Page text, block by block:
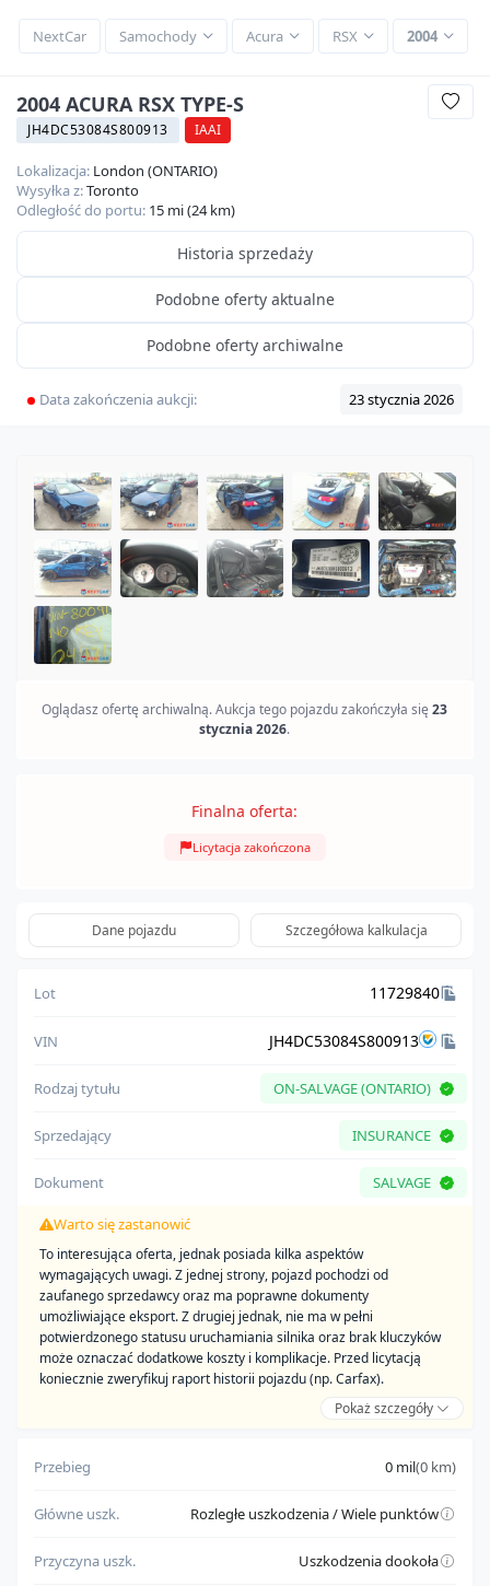
NextCar Samochody Acura RSX 2004
2004 ACURA RSX TYPE-S
JH4DC53084S800913 IAAI
Lokalizacja: London (ONTARIO)
Wysyłka z:Toronto
Odległość do portu: 15 mi (24 km)
Historia sprzedaży
Podobne oferty aktualne
Podobne oferty archiwalne
Data zakończenia aukcji: 23 stycznia 2026
Oglądasz ofertę archiwalną. Aukcja tego pojazdu zakończyła się23
stycznia 2026.
Finalna oferta:
Licytacja zakończona
Dane pojazdu Szczegółowa kalkulacja
Lot 11729840
VIN JH4DC53084S800913
Rodzaj tytułu ON-SALVAGE (ONTARIO)
Sprzedający INSURANCE
Dokument SALVAGE
Warto się zastanowić
To interesująca oferta, jednak posiada kilka aspektów
wymagających uwagi. Z jednej strony, pojazd pochodzi od
zaufanego sprzedawcy oraz ma poprawne dokumenty
umożliwiające eksport. Z drugiej jednak, nie ma w pełni
potwierdzonego statusu uruchamiania silnika oraz brak kluczyków
może oznaczać dodatkowe koszty i komplikacje. Przed licytacją
koniecznie zweryfikuj raport historii pojazdu (np. Carfax).
Pokaż szczegóły
ma poprawne dokumenty umożliwiające eksport
Do weryfikacji:
nie ma w pełni potwierdzonego statusu uruchamiania silnika
brak kluczyków może oznaczać dodatkowe koszty i
Przebieg 0 mil(0 km)
Główne uszk. Rozległe uszkodzenia / Wiele punktów
Przyczyna uszk. Uszkodzenia dookoła